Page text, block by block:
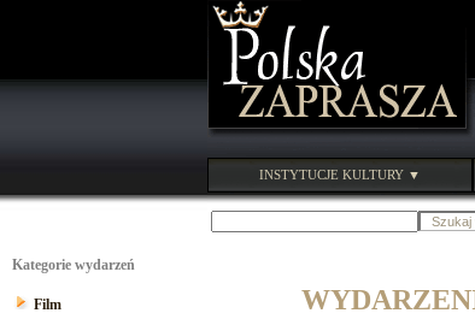
INSTYTUCJE KULTURY ▼
Kategorie wydarzeń
Film